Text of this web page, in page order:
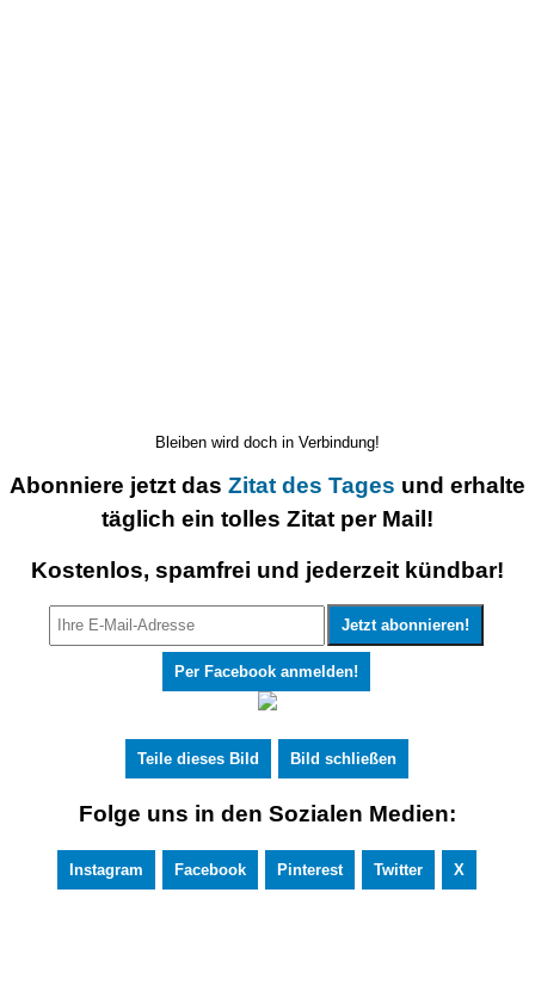
Bleiben wird doch in Verbindung!
Abonniere jetzt das Zitat des Tages und erhalte
täglich ein tolles Zitat per Mail!
Kostenlos, spamfrei und jederzeit kündbar!
Per Facebook anmelden!
Teile dieses Bild Bild schließen
Folge uns in den Sozialen Medien:
Instagram Facebook Pinterest Twitter X